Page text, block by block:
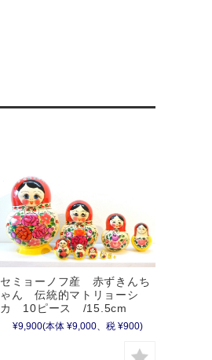
セミョーノフ産 赤ずきんち
ゃん 伝統的マトリョーシ
カ 10ピース /15.5cm
¥9,900(本体 ¥9,000、税 ¥900)